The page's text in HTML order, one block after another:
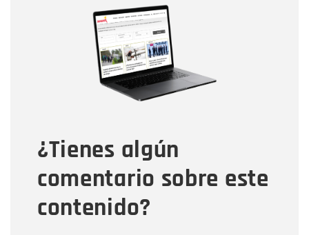
¿Tienes algún
comentario sobre este
contenido?
Correo electrónico
Tipo de comentario
Mensaje